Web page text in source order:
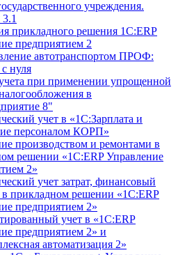
учреждения.
прикладного решения 1С:ERP
предприятием 2
автотранспортом ПРОФ:
нуля
при применении упрощенной
в
8"
учет в «1C:Зарплата и
персоналом КОРП»
производством и ремонтами в
решении «1С:ERP Управление
2»
учет затрат, финансовый
в прикладном решении «1С:ERP
предприятием 2»
учет в «1С:ERP
предприятием 2» и
автоматизация 2»